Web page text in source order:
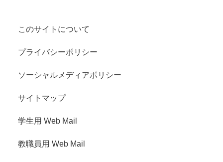
このサイトについて
プライバシーポリシー
ソーシャルメディアポリシー
サイトマップ
学生用 Web Mail
教職員用 Web Mail